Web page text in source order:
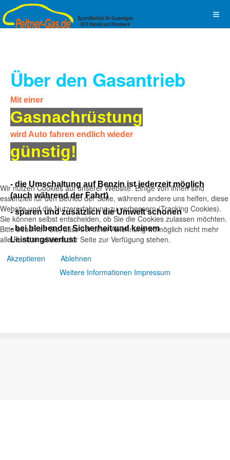
Über den Gasantrieb
Mit einer
Gasnachrüstung
wird Auto fahren endlich wieder
günstig!
- die Umschaltung auf Benzin ist jederzeit möglich
(auch während der Fahrt)
- sparen und zusätzlich die Umwelt schonen
- bei bleibender Sicherheit und keinem
Leistungsverlust
Wir nutzen Cookies auf unserer Website. Einige von ihnen sind
essenziell für den Betrieb der Seite, während andere uns helfen, diese
Website und die Nutzererfahrung zu verbessern (Tracking Cookies).
Sie können selbst entscheiden, ob Sie die Cookies zulassen möchten.
Bitte beachten Sie, dass bei einer Ablehnung womöglich nicht mehr
alle Funktionalitäten der Seite zur Verfügung stehen.
Akzeptieren
Ablehnen
Weitere Informationen Impressum